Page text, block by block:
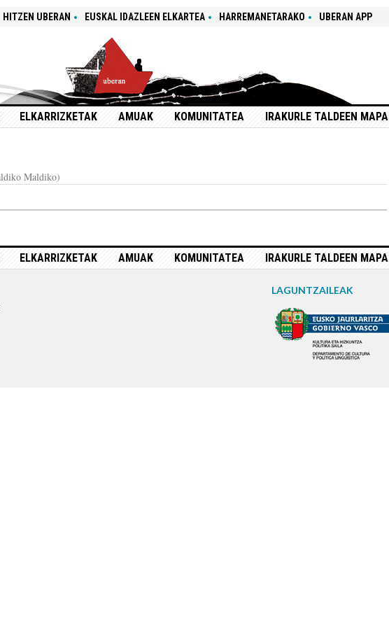
HITZEN UBERAN EUSKAL IDAZLEEN ELKARTEA HARREMANETARAKO UBERAN APP
ELKARRIZKETAK AMUAK KOMUNITATEA IRAKURLE TALDEEN MAPA
Maldiko)
ELKARRIZKETAK AMUAK KOMUNITATEA IRAKURLE TALDEEN MAPA
LAGUNTZAILEAK